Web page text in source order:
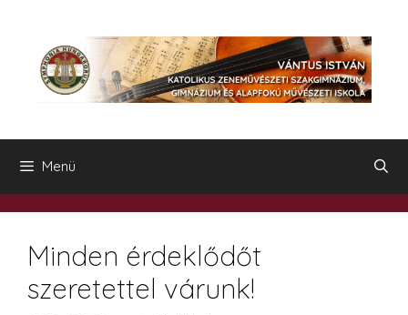
tartalomba
Menü
Minden érdeklődőt
szeretettel várunk!